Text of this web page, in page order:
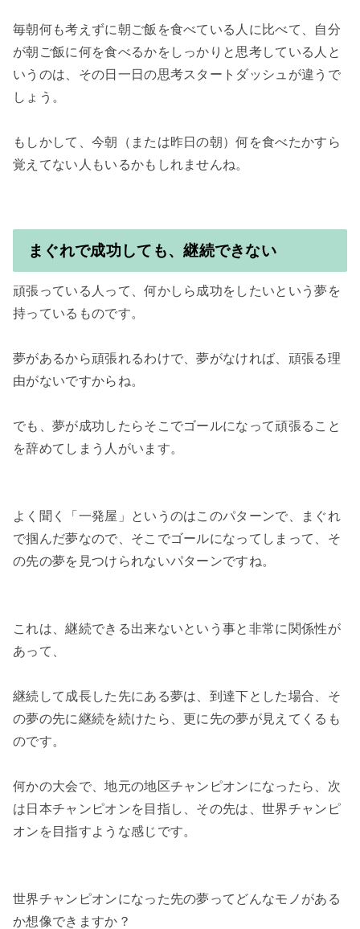
毎朝何も考えずに朝ご飯を食べている人に比べて、自分
が朝ご飯に何を食べるかをしっかりと思考している人と
いうのは、その日一日の思考スタートダッシュが違うで
しょう。
もしかして、今朝（または昨日の朝）何を食べたかすら
覚えてない人もいるかもしれませんね。
まぐれで成功しても、継続できない
頑張っている人って、何かしら成功をしたいという夢を
持っているものです。
夢があるから頑張れるわけで、夢がなければ、頑張る理
由がないですからね。
でも、夢が成功したらそこでゴールになって頑張ること
を辞めてしまう人がいます。
よく聞く「一発屋」というのはこのパターンで、まぐれ
で掴んだ夢なので、そこでゴールになってしまって、そ
の先の夢を見つけられないパターンですね。
これは、継続できる出来ないという事と非常に関係性が
あって、
継続して成長した先にある夢は、到達下とした場合、そ
の夢の先に継続を続けたら、更に先の夢が見えてくるも
のです。
何かの大会で、地元の地区チャンピオンになったら、次
は日本チャンピオンを目指し、その先は、世界チャンピ
オンを目指すような感じです。
世界チャンピオンになった先の夢ってどんなモノがある
か想像できますか？